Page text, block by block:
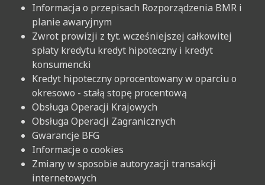
Informacja o przepisach Rozporządzenia BMR i
planie awaryjnym
Zwrot prowizji z tyt. wcześniejszej całkowitej
spłaty kredytu kredyt hipoteczny i kredyt
konsumencki
Kredyt hipoteczny oprocentowany w oparciu o
okresowo - stałą stopę procentową
Obsługa Operacji Krajowych
Obsługa Operacji Zagranicznych
Gwarancje BFG
Informacje o cookies
Zmiany w sposobie autoryzacji transakcji
internetowych